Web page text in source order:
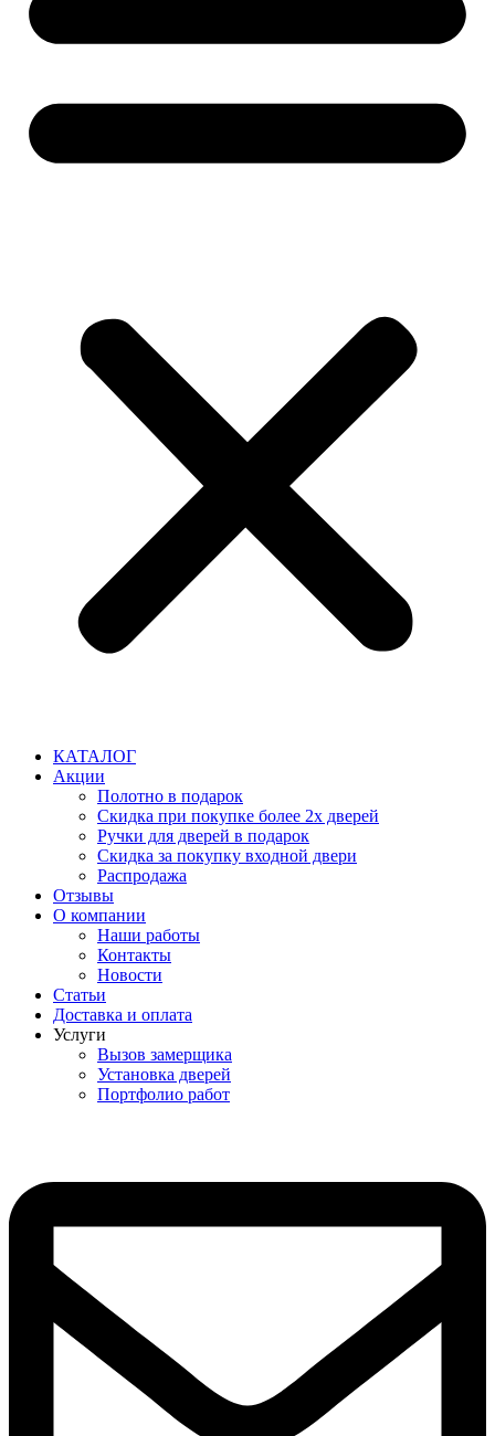
КАТАЛОГ
Акции
Полотно в подарок
Скидка при покупке более 2х дверей
Ручки для дверей в подарок
Скидка за покупку входной двери
Распродажа
Отзывы
О компании
Наши работы
Контакты
Новости
Статьи
Доставка и оплата
Услуги
Вызов замерщика
Установка дверей
Портфолио работ